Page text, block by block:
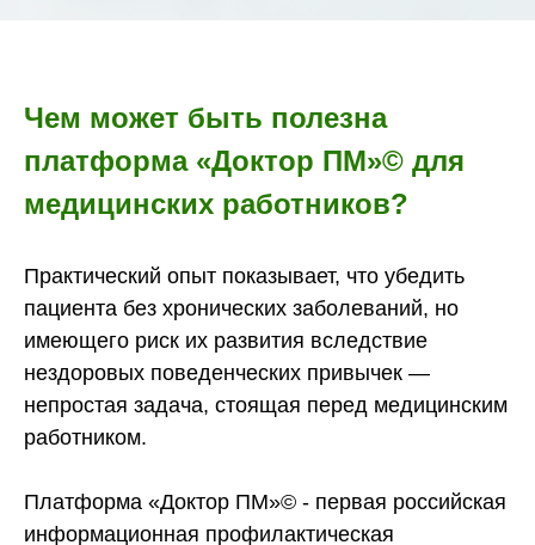
Чем может быть полезна
платформа «Доктор ПМ»© для
медицинских работников?
Практический опыт показывает, что убедить
пациента без хронических заболеваний, но
имеющего риск их развития вследствие
нездоровых поведенческих привычек —
непростая задача, стоящая перед медицинским
работником.
Платформа «Доктор ПМ»© - первая российская
информационная профилактическая